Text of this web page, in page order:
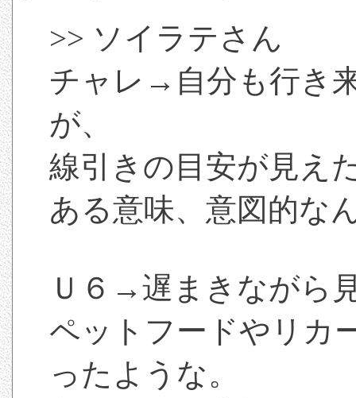
>> ソイラテさん
チャレ→自分も行き
が、
線引きの目安が見え
ある意味、意図的な
Ｕ６→遅まきながら
ペットフードやリカ
ったような。